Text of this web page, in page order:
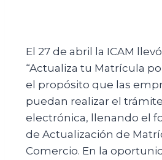
El 27 de abril la ICAM
“Actualiza tu Matrícula
el propósito que las
puedan realizar el
electrónica, llenando el
de Actualización de
Comercio. En la